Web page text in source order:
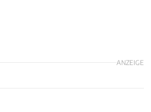
ANZEIGE